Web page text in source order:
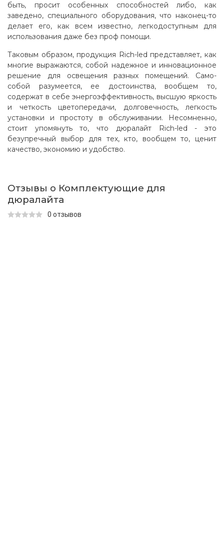
быть, просит особенных способностей либо, как
заведено, специального оборудования, что наконец-то
делает его, как всем известно, легкодоступным для
использования даже без проф помощи.
Таковым образом, продукция Rich-led представляет, как
многие выражаются, собой надежное и инновационное
решение для освещения разных помещений. Само-
собой разумеется, ее достоинства, вообщем то,
содержат в себе энергоэффективность, высшую яркость
и четкость цветопередачи, долговечность, легкость
установки и простоту в обслуживании. Несомненно,
стоит упомянуть то, что дюралайт Rich-led - это
безупречный выбор для тех, кто, вообщем то, ценит
качество, экономию и удобство.
Отзывы о Комплектующие для
дюралайта
0 отзывов